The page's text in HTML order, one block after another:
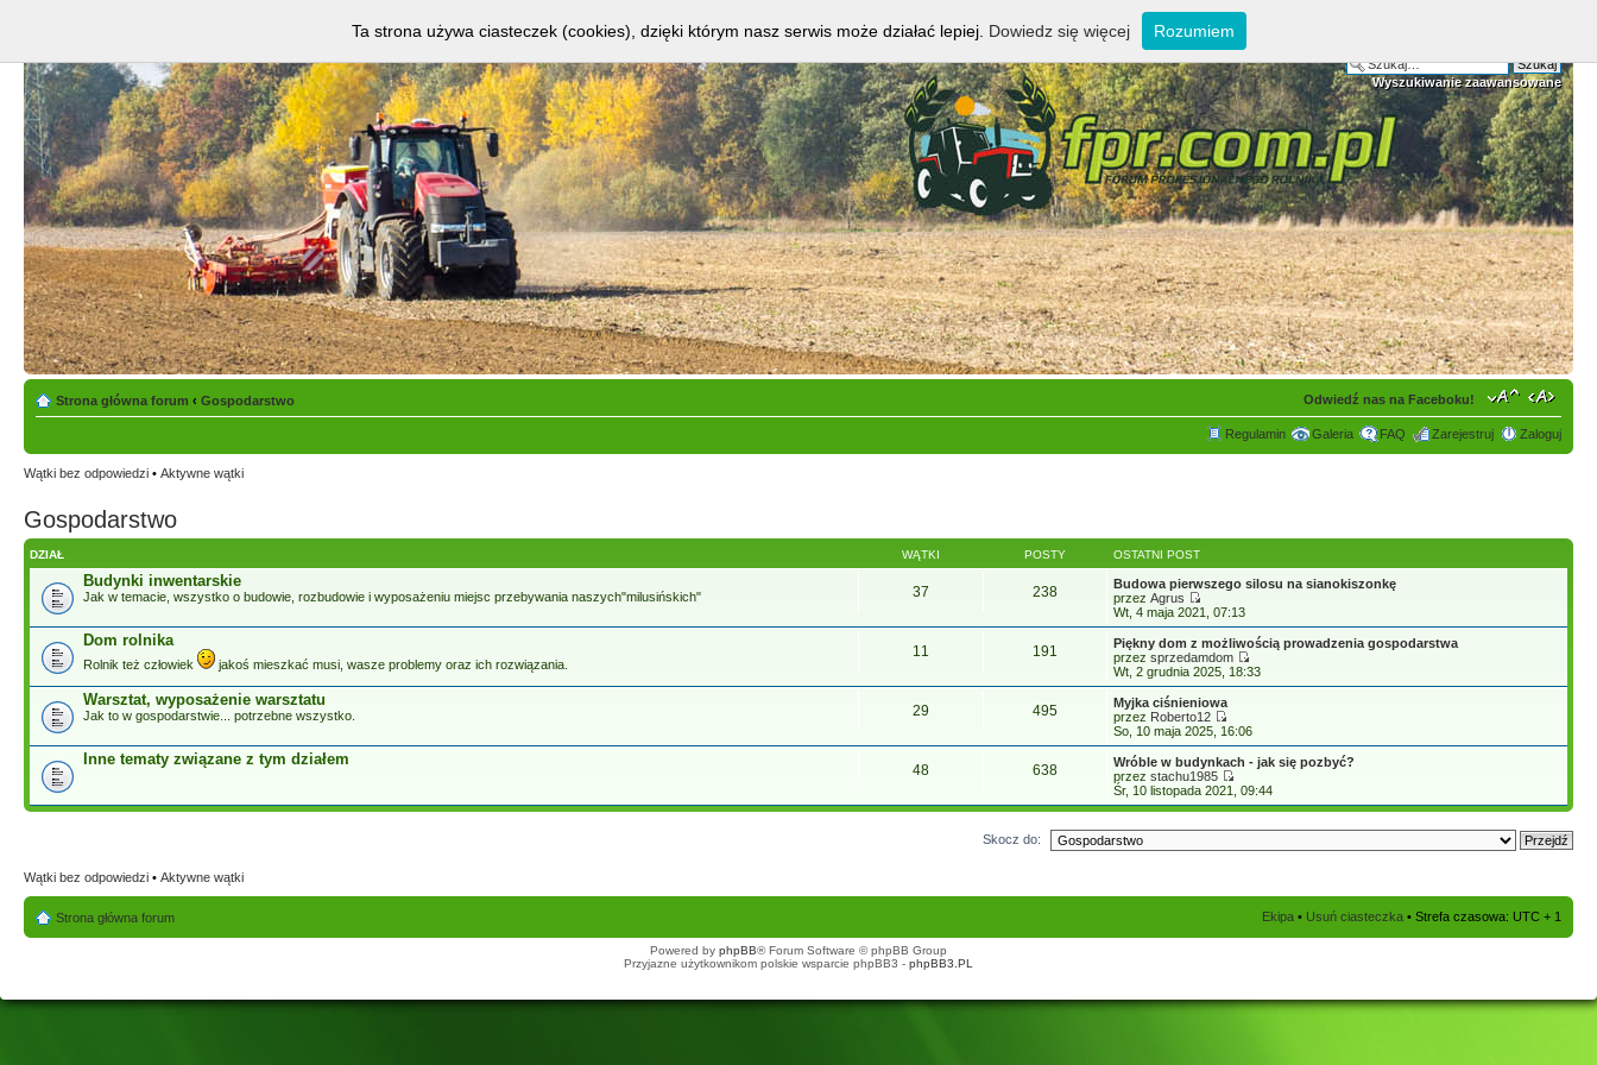
Wyszukiwanie zaawansowane
Strona główna forum ‹ Gospodarstwo Odwiedź nas na Faceboku!
Regulamin Galeria FAQ Zarejestruj Zaloguj
Wątki bez odpowiedzi • Aktywne wątki
Gospodarstwo
DZIAŁ WĄTKI POSTY OSTATNI POST
Budynki inwentarskie
Jak w temacie, wszystko o budowie, rozbudowie i wyposażeniu miejsc przebywania naszych"milusińskich" 37 238
Budowa pierwszego silosu na sianokiszonkę
przezAgrus
Wt, 4 maja 2021, 07:13
Dom rolnika
Rolnik też człowiek jakoś mieszkać musi, wasze problemy oraz ich rozwiązania.
11 191
Piękny dom z możliwością prowadzenia gospodarstwa
przezsprzedamdom
Wt, 2 grudnia 2025, 18:33
Warsztat, wyposażenie warsztatu
Jak to w gospodarstwie... potrzebne wszystko. 29 495
Myjka ciśnieniowa
przez Roberto12
So, 10 maja 2025, 16:06
Inne tematy związane z tym działem
48 638
Wróble w budynkach - jak się pozbyć?
przezstachu1985
Śr, 10 listopada 2021, 09:44
Skocz do:
Wątki bez odpowiedzi • Aktywne wątki
Strona główna forum Ekipa • Usuń ciasteczka • Strefa czasowa: UTC + 1
Powered by phpBB® Forum Software © phpBB Group
Przyjazne użytkownikom polskie wsparcie phpBB3 - phpBB3.PL
Ta strona używa ciasteczek (cookies), dzięki którym nasz serwis może działać lepiej. Dowiedz się więcej Rozumiem